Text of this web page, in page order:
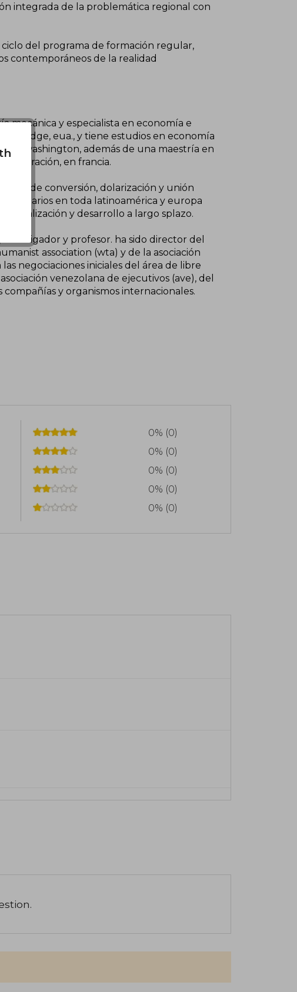
integrada de la problemática regional con
del programa de formación regular,
contemporáneos de la realidad
mecánica y especialista en economía e
eua., y tiene estudios en economía
washington, además de una maestría en
en francia.
caja de conversión, dolarización y unión
en toda latinoamérica y europa
y desarrollo a largo splazo.
y profesor. ha sido director del
association (wta) y de la asociación
negociaciones iniciales del área de libre
venezolana de ejecutivos (ave), del
y organismos internacionales.
0% (0)
0% (0)
0% (0)
0% (0)
0% (0)